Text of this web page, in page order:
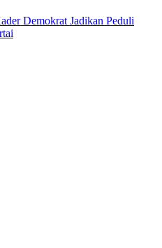
Demokrat Jadikan Peduli